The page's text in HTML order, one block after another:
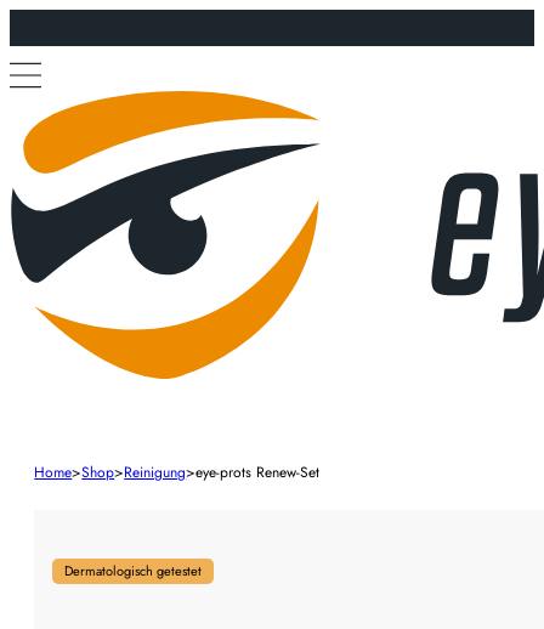
Home>Shop>Reinigung>eye-prots Renew-Set
Dermatologisch getestet